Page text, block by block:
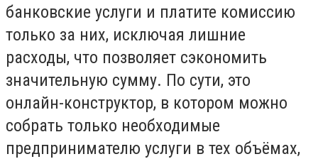
банковские услуги и платите комиссию
только за них, исключая лишние
расходы, что позволяет сэкономить
значительную сумму. По сути, это
онлайн-конструктор, в котором можно
собрать только необходимые
предпринимателю услуги в тех объёмах,